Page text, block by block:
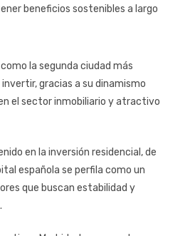
beneficios sostenibles a largo
la segunda ciudad más
gracias a su dinamismo
el sector inmobiliario y atractivo
en la inversión residencial, de
española se perfila como un
que buscan estabilidad y